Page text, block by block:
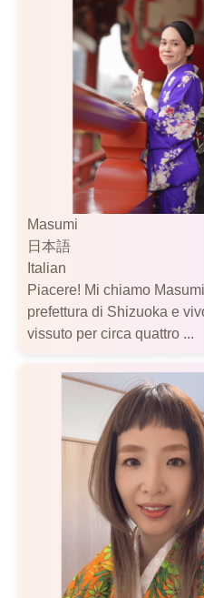
Masumi
日本語
Italian
Piacere! Mi chiamo
prefettura di Shizuoka e
vissuto per circa quattro ...